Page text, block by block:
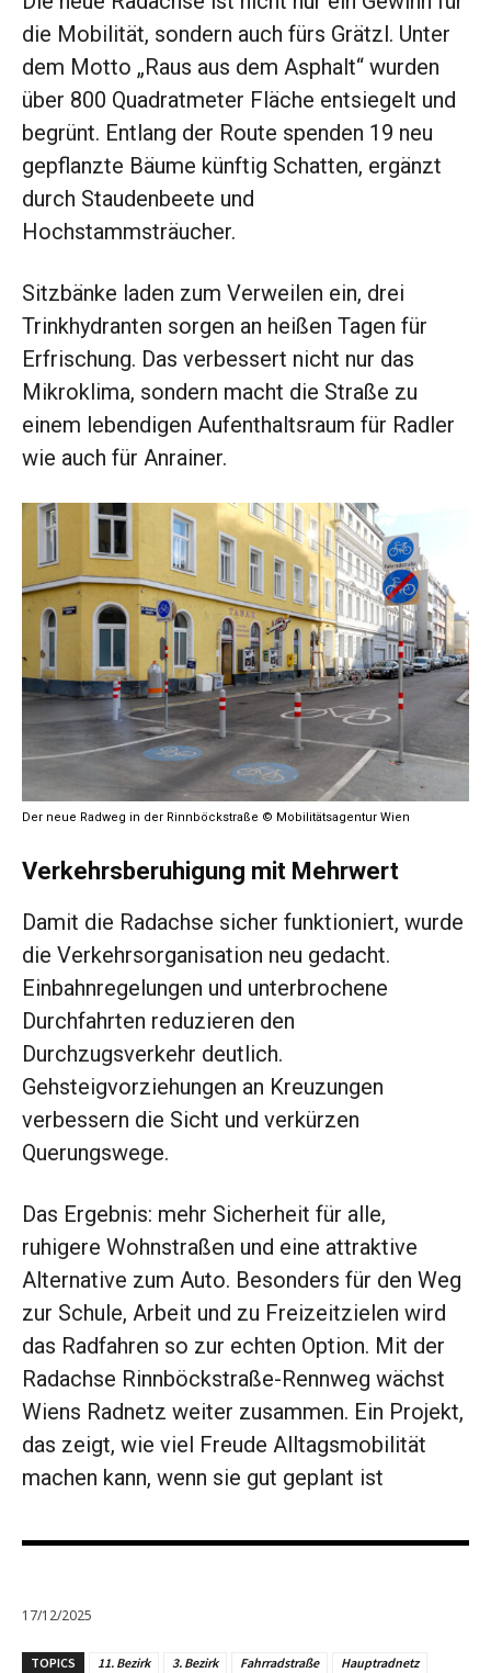
die Mobilität, sondern auch fürs Grätzl. Unter
dem Motto „Raus aus dem Asphalt“ wurden
über 800 Quadratmeter Fläche entsiegelt und
begrünt. Entlang der Route spenden 19 neu
gepflanzte Bäume künftig Schatten, ergänzt
durch Staudenbeete und
Hochstammsträucher.
Sitzbänke laden zum Verweilen ein, drei
Trinkhydranten sorgen an heißen Tagen für
Erfrischung. Das verbessert nicht nur das
Mikroklima, sondern macht die Straße zu
einem lebendigen Aufenthaltsraum für Radler
wie auch für Anrainer.
Der neue Radweg in der Rinnböckstraße © Mobilitätsagentur Wien
Verkehrsberuhigung mit Mehrwert
Damit die Radachse sicher funktioniert, wurde
die Verkehrsorganisation neu gedacht.
Einbahnregelungen und unterbrochene
Durchfahrten reduzieren den
Durchzugsverkehr deutlich.
Gehsteigvorziehungen an Kreuzungen
verbessern die Sicht und verkürzen
Querungswege.
Das Ergebnis: mehr Sicherheit für alle,
ruhigere Wohnstraßen und eine attraktive
Alternative zum Auto. Besonders für den Weg
zur Schule, Arbeit und zu Freizeitzielen wird
das Radfahren so zur echten Option. Mit der
Radachse Rinnböckstraße-Rennweg wächst
Wiens Radnetz weiter zusammen. Ein Projekt,
das zeigt, wie viel Freude Alltagsmobilität
machen kann, wenn sie gut geplant ist
17/12/2025
TOPICS 11. Bezirk 3. Bezirk Fahrradstraße
Hauptradnetz